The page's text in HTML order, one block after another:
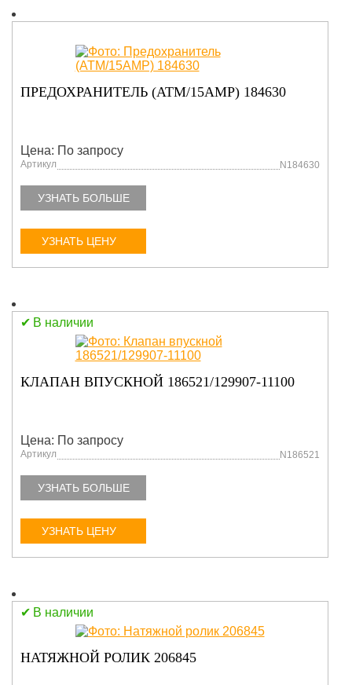
ПРЕДОХРАНИТЕЛЬ (АТМ/15АМР) 184630
Цена: По запросу
Артикул N184630
УЗНАТЬ БОЛЬШЕ
УЗНАТЬ ЦЕНУ
В наличии
КЛАПАН ВПУСКНОЙ 186521/129907-11100
Цена: По запросу
Артикул N186521
УЗНАТЬ БОЛЬШЕ
УЗНАТЬ ЦЕНУ
В наличии
НАТЯЖНОЙ РОЛИК 206845